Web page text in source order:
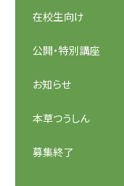
在校生向け
公開・特別講座
お知らせ
本草つうしん
募集終了